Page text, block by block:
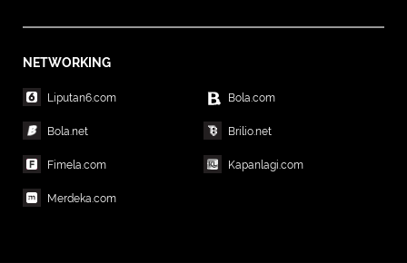
NETWORKING
Liputan6.com Bola.com
Bola.net Brilio.net
Fimela.com Kapanlagi.com
Merdeka.com